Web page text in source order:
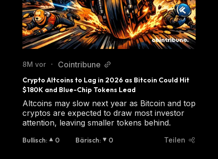
8M vor • Cointribune
Crypto Altcoins to Lag in 2026 as Bitcoin Could Hit
$180K and Blue-Chip Tokens Lead
Altcoins may slow next year as Bitcoin and top
cryptos are expected to draw most investor
attention, leaving smaller tokens behind.
Bullisch: 0 Bärisch: 0 Teilen